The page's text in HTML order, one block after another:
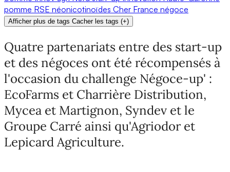
pomme RSE néonicotinoïdes Cher France négoce
Afficher plus de tags Cacher les tags (+)
Quatre partenariats entre des start-up
et des négoces ont été récompensés à
l'occasion du challenge Négoce-up' :
EcoFarms et Charrière Distribution,
Mycea et Martignon, Syndev et le
Groupe Carré ainsi qu'Agriodor et
Lepicard Agriculture.